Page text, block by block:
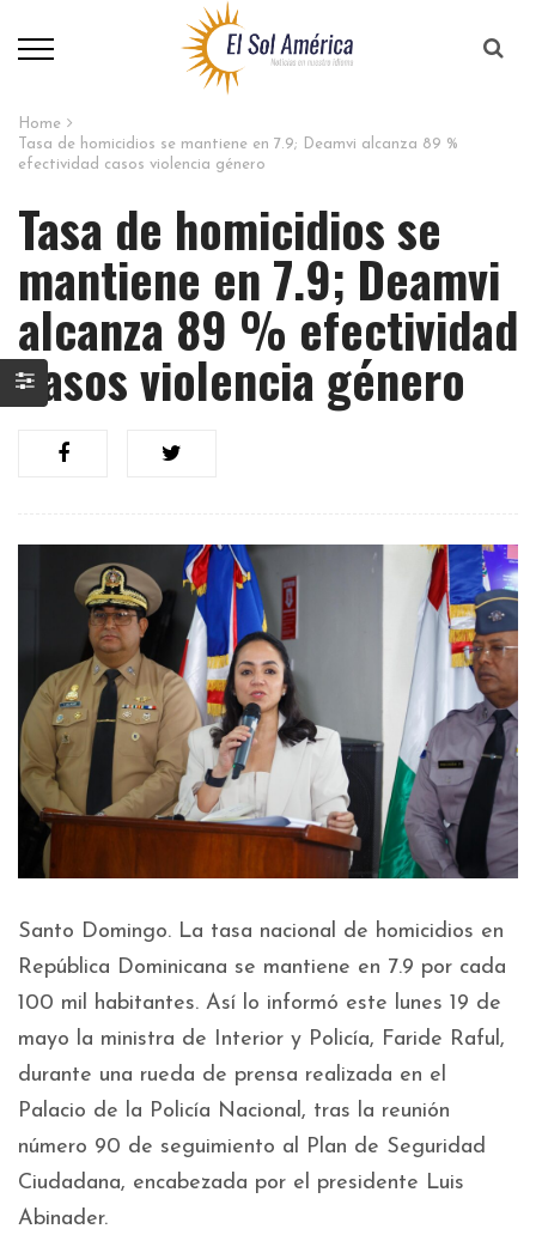
Home
Tasa de homicidios se mantiene en 7.9; Deamvi alcanza 89 %
efectividad casos violencia género
Tasa de homicidios se
mantiene en 7.9; Deamvi
alcanza 89 % efectividad
casos violencia género
Santo Domingo. La tasa nacional de homicidios en
República Dominicana se mantiene en 7.9 por cada
100 mil habitantes. Así lo informó este lunes 19 de
mayo la ministra de Interior y Policía, Faride Raful,
durante una rueda de prensa realizada en el
Palacio de la Policía Nacional, tras la reunión
número 90 de seguimiento al Plan de Seguridad
Ciudadana, encabezada por el presidente Luis
Abinader.